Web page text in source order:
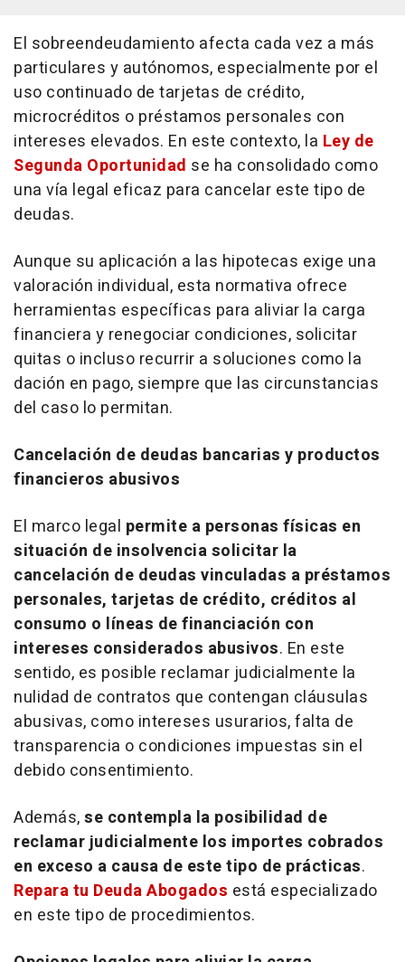
El sobreendeudamiento afecta cada vez a más
particulares y autónomos, especialmente por el
uso continuado de tarjetas de crédito,
microcréditos o préstamos personales con
intereses elevados. En este contexto, la Ley de
Segunda Oportunidad se ha consolidado como
una vía legal eficaz para cancelar este tipo de
deudas.
Aunque su aplicación a las hipotecas exige una
valoración individual, esta normativa ofrece
herramientas específicas para aliviar la carga
financiera y renegociar condiciones, solicitar
quitas o incluso recurrir a soluciones como la
dación en pago, siempre que las circunstancias
del caso lo permitan.
Cancelación de deudas bancarias y productos
financieros abusivos
El marco legal permite a personas físicas en
situación de insolvencia solicitar la
cancelación de deudas vinculadas a préstamos
personales, tarjetas de crédito, créditos al
consumo o líneas de financiación con
intereses considerados abusivos. En este
sentido, es posible reclamar judicialmente la
nulidad de contratos que contengan cláusulas
abusivas, como intereses usurarios, falta de
transparencia o condiciones impuestas sin el
debido consentimiento.
Además,se contempla la posibilidad de
reclamar judicialmente los importes cobrados
en exceso a causa de este tipo de prácticas.
Repara tu Deuda Abogados está especializado
en este tipo de procedimientos.